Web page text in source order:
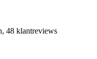
48 klantreviews